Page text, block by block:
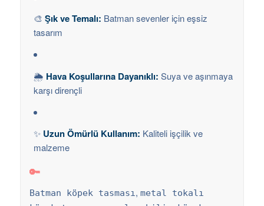
🎨 Şık ve Temalı: Batman sevenler için eşsiz
tasarım
🌦️ Hava Koşullarına Dayanıklı: Suya ve aşınmaya
karşı dirençli
✨ Uzun Ömürlü Kullanım: Kaliteli işçilik ve
malzeme
🔑
Batman köpek tasması, metal tokalı